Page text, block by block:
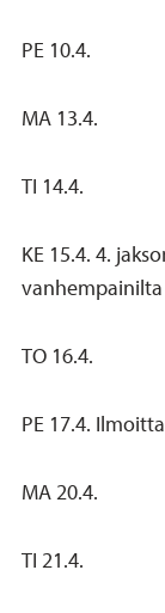
PE 10.4.
MA 13.4.
TI 14.4.
KE 15.4. 4.
vanhempainilta
TO 16.4.
PE 17.4.
MA 20.4.
TI 21.4.